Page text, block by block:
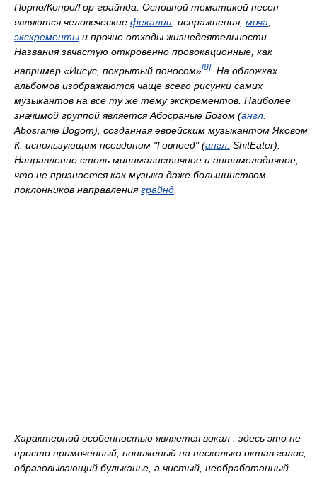
Порно/Копро/Гор-грайнда. Основной тематикой песен
являются человеческие фекалии , испражнения, моча
экскременты и прочие отходы жизнедеятельности.
Названия зачастую откровенно провокационные, как
например «Иисус, покрытый поносом»[8]
. На обложках
альбомов изображаются чаще всего рисунки самих
музыкантов на все ту же тему экскрементов. Наиболее
значимой группой является Абосраные Богом (англ.
Abosranie Bogom), созданная еврейским музыкантом Яковом
К. использующим псевдоним "Говноед" (англ. ShitEater).
Направление столь минималистичное и антимелодичное,
что не признается как музыка даже большинством
поклонников направленияграйнд
Характерной особенностью является вокал : здесь это не
просто примоченный, пониженый на несколько октав голос,
образовывающий бульканье, а чистый, необработанный